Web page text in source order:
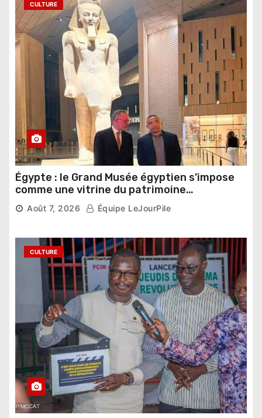
CULTURE
Égypte : le Grand Musée égyptien s’impose
comme une vitrine du patrimoine
pharaonique auprès des dirigeants
étrangers
Août 7, 2026 Équipe LeJourPile
CULTURE